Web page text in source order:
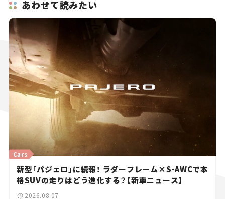
あわせて読みたい
Cars
新型「パジェロ」に続報！ ラダーフレーム×S-AWCで本
格SUVの走りはどう進化する？【新車ニュース】
2026.08.07